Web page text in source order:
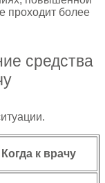
проходит более
средства
Когда к врачу